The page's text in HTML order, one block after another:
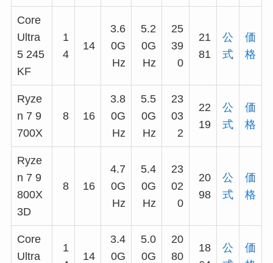
Core
Ultra
5 245
KF
1
4
14
3.6
0G
Hz
5.2
0G
Hz
25
39
0
21
81
公
式
価
格
Ryze
n 7 9
700X
8 16
3.8
0G
Hz
5.5
0G
Hz
23
03
2
22
19
公
式
価
格
Ryze
n 7 9
800X
3D
8 16
4.7
0G
Hz
5.4
0G
Hz
23
02
0
20
98
公
式
価
格
Core
Ultra
1
14
3.4
0G
5.0
0G
20
80
18
公
価